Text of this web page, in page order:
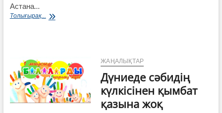
Астана…
Толығырақ...
Ернар
студент»
байқауының
жеңімпазы
ЖАҢАЛЫҚТАР
Дүниеде сәбидің
күлкісінен қымбат
қазына жоқ